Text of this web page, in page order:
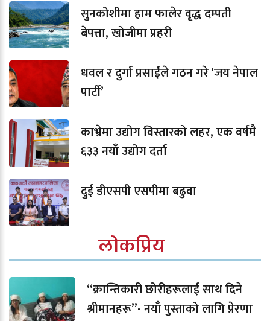
सुनकोशीमा हाम फालेर वृद्ध दम्पती
बेपत्ता, खोजीमा प्रहरी
धवल र दुर्गा प्रसाईंले गठन गरे ‘जय नेपाल
पार्टी’
काभ्रेमा उद्योग विस्तारको लहर, एक वर्षमै
६३३ नयाँ उद्योग दर्ता
दुई डीएसपी एसपीमा बढुवा
लोकप्रिय
“क्रान्तिकारी छोरीहरूलाई साथ दिने
श्रीमानहरू”- नयाँ पुस्ताको लागि प्रेरणा